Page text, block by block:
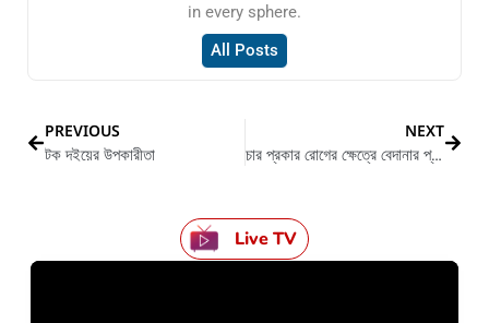
in every sphere.
All Posts
PREVIOUS
টক দইয়ের উপকারীতা
NEXT
চার প্রকার রোগের ক্ষেত্রে বেদানার প্রভাব ক্ষতিকর
Live TV